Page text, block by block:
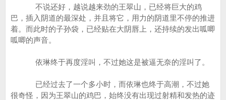
不说还好，越说越来劲的王翠山，已经将巨大的鸡
巴，插入阴道的最深处，并且将它，用力的阴道里不停的推进
着。而此时的子孙袋，已经贴在大阴唇上，还持续的发出呱唧
呱唧的声音。
依琳终于再度淫叫，不过她这是被逼无奈的淫叫了。
已经过去了一个多小时，而依琳也终于高潮，不过她
很奇怪，因为王翠山的鸡巴，始终没有出现过射精和发热的迹